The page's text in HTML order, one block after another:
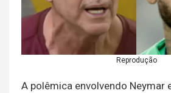
Reprodução
A polêmica envolvendo Neymar